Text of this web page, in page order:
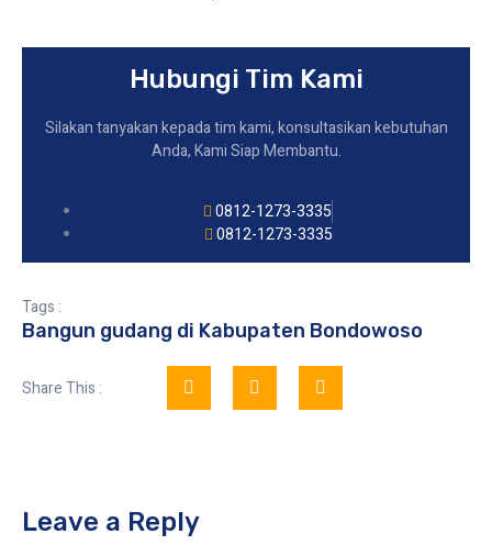
Hubungi Tim Kami
Silakan tanyakan kepada tim kami, konsultasikan kebutuhan
Anda, Kami Siap Membantu.
0812-1273-3335
0812-1273-3335
Tags :
Bangun gudang di Kabupaten Bondowoso
Share This :
Leave a Reply